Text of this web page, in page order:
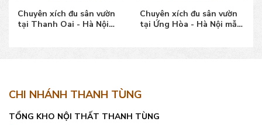
Chuyên xích đu sân vườn
tại Thanh Oai - Hà Nội
Chuyên xích đu sân vườn
tại Ứng Hòa - Hà Nội mẫu
CHI NHÁNH THANH TÙNG
TỔNG KHO NỘI THẤT THANH TÙNG